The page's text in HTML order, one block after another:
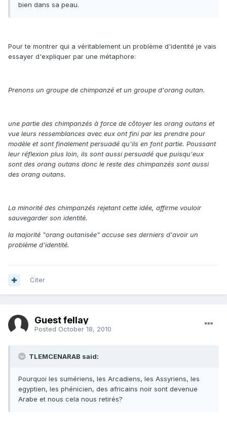
bien dans sa peau.
Pour te montrer qui a véritablement un problème d'identité je vais
essayer d'expliquer par une métaphore:
Prenons un groupe de chimpanzé et un groupe d'orang outan.
une partie des chimpanzés à force de côtoyer les orang outans et
vue leurs ressemblances avec eux ont fini par les prendre pour
modèle et sont finalement persuadé qu'ils en font partie. Poussant
leur réflexion plus loin, ils sont aussi persuadé que puisqu'eux
sont des orang outans donc le reste des chimpanzés sont aussi
des orang outans.
La minorité des chimpanzés rejetant cette idée, affirme vouloir
sauvegarder son identité.
la majorité "orang outanisée" accuse ses derniers d'avoir un
problème d'identité.
Citer
Guest fellay
Posted October 18, 2010
TLEMCENARAB said:
Pourquoi les sumériens, les Arcadiens, les Assyriens, les
egyptien, les phénicien, des africains noir sont devenue
Arabe et nous cela nous retirés?